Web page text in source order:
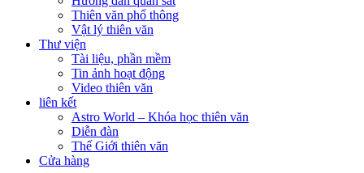
Thiên văn phổ thông
Vật lý thiên văn
Thư viện
Tài liệu, phần mềm
Tin ảnh hoạt động
Video thiên văn
liên kết
Astro World – Khóa học thiên văn
Diễn đàn
Thế Giới thiên văn
Cửa hàng